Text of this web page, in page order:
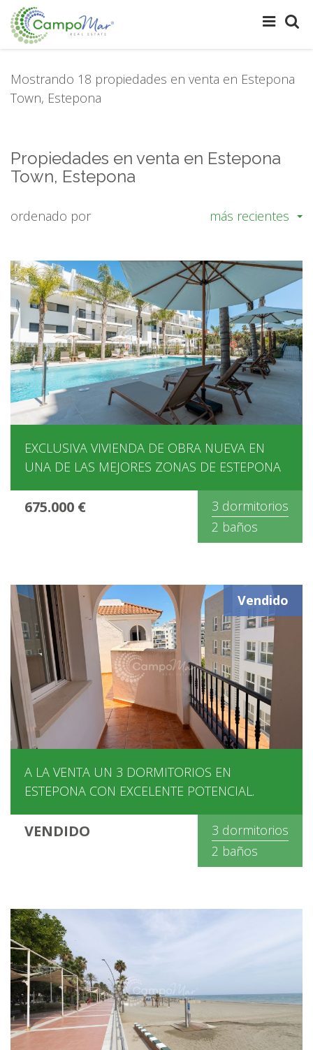
Mostrando 18 propiedades en venta en Estepona
Town, Estepona
Propiedades en venta en Estepona
Town, Estepona
ordenado por más recientes
EXCLUSIVA VIVIENDA DE OBRA NUEVA EN
UNA DE LAS MEJORES ZONAS DE ESTEPONA
675.000 €
3 dormitorios
2 baños
Vendido
A LA VENTA UN 3 DORMITORIOS EN
ESTEPONA CON EXCELENTE POTENCIAL.
VENDIDO
3 dormitorios
2 baños